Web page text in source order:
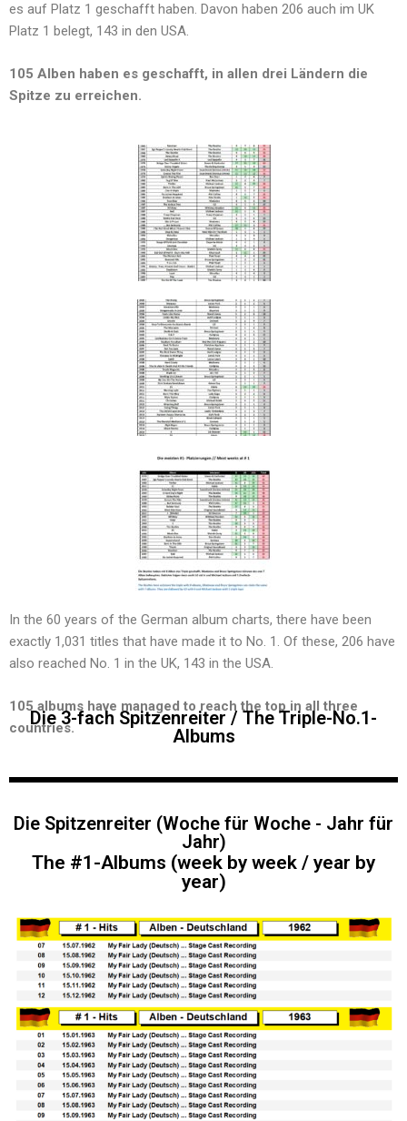
es auf Platz 1 geschafft haben. Davon haben 206 auch im UK
Platz 1 belegt, 143 in den USA.
105 Alben haben es geschafft, in allen drei Ländern die
Spitze zu erreichen.
In the 60 years of the German album charts, there have been
exactly 1,031 titles that have made it to No. 1. Of these, 206 have
also reached No. 1 in the UK, 143 in the USA.
105 albums have managed to reach the top in all three
countries.
Die 3-fach Spitzenreiter / The Triple-No.1-
Albums
Die Spitzenreiter (Woche für Woche - Jahr für
Jahr)
The #1-Albums (week by week / year by
year)